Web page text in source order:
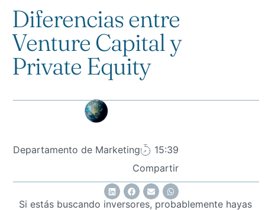
Diferencias entre
Venture Capital y
Private Equity
Departamento de Marketing
15:39
Compartir
Si estás buscando inversores, probablemente hayas